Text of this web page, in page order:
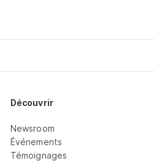
Découvrir
Newsroom
Événements
Témoignages